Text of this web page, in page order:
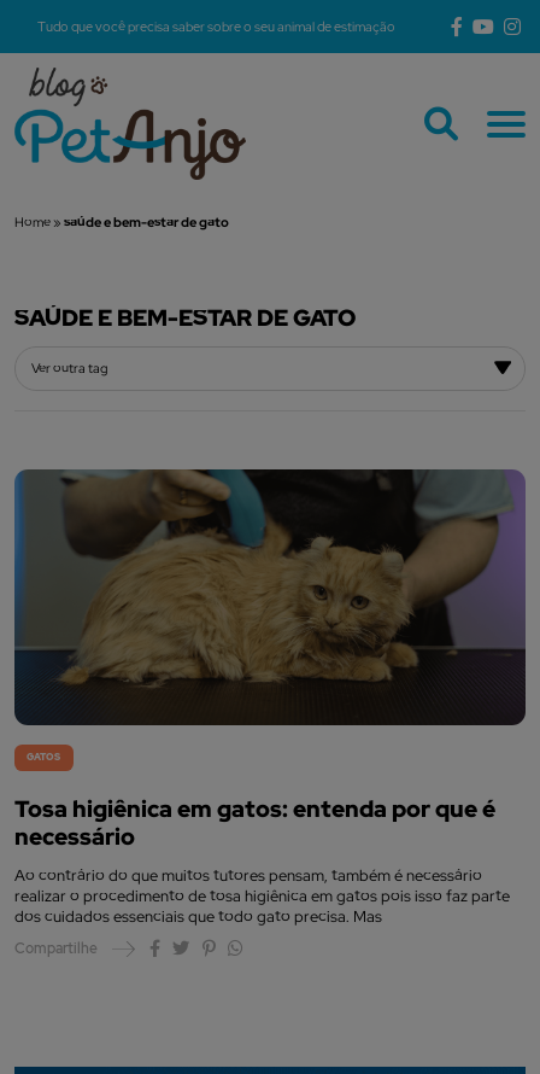
Tudo que você precisa saber sobre o seu animal de estimação
Home » saúde e bem-estar de gato
SAÚDE E BEM-ESTAR DE GATO
GATOS
Tosa higiênica em gatos: entenda por que é
necessário
Ao contrário do que muitos tutores pensam, também é necessário
realizar o procedimento de tosa higiênica em gatos pois isso faz parte
dos cuidados essenciais que todo gato precisa. Mas
Compartilhe